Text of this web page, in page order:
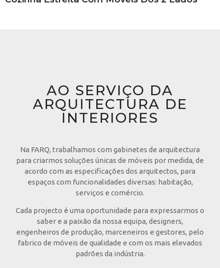
AO SERVIÇO DA
ARQUITECTURA DE
INTERIORES
Na FARQ, trabalhamos com gabinetes de arquitectura
para criarmos soluções únicas de móveis por medida, de
acordo com as especificações dos arquitectos, para
espaços com funcionalidades diversas: habitação,
serviços e comércio.
Cada projecto é uma oportunidade para expressarmos o
saber e a paixão da nossa equipa, designers,
engenheiros de produção, marceneiros e gestores, pelo
fabrico de móveis de qualidade e com os mais elevados
padrões da indústria.